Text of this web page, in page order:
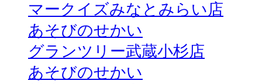
マークイズみなとみらい店
あそびのせかい
グランツリー武蔵小杉店
あそびのせかい